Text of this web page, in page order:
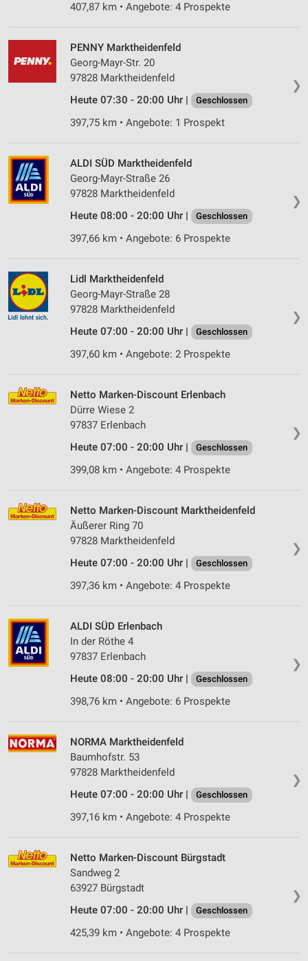
407,87 km • Angebote: 4 Prospekte
❯
PENNY Marktheidenfeld
Georg-Mayr-Str. 20
97828 Marktheidenfeld
Heute 07:30 - 20:00 Uhr |
Geschlossen
397,75 km • Angebote: 1 Prospekt
❯
ALDI SÜD Marktheidenfeld
Georg-Mayr-Straße 26
97828 Marktheidenfeld
Heute 08:00 - 20:00 Uhr |
Geschlossen
397,66 km • Angebote: 6 Prospekte
❯
Lidl Marktheidenfeld
Georg-Mayr-Straße 28
97828 Marktheidenfeld
Heute 07:00 - 20:00 Uhr |
Geschlossen
397,60 km • Angebote: 2 Prospekte
❯
Netto Marken-Discount Erlenbach
Dürre Wiese 2
97837 Erlenbach
Heute 07:00 - 20:00 Uhr |
Geschlossen
399,08 km • Angebote: 4 Prospekte
❯
Netto Marken-Discount Marktheidenfeld
Äußerer Ring 70
97828 Marktheidenfeld
Heute 07:00 - 20:00 Uhr |
Geschlossen
397,36 km • Angebote: 4 Prospekte
❯
ALDI SÜD Erlenbach
In der Röthe 4
97837 Erlenbach
Heute 08:00 - 20:00 Uhr |
Geschlossen
398,76 km • Angebote: 6 Prospekte
❯
NORMA Marktheidenfeld
Baumhofstr. 53
97828 Marktheidenfeld
Heute 07:00 - 20:00 Uhr |
Geschlossen
397,16 km • Angebote: 4 Prospekte
❯
Netto Marken-Discount Bürgstadt
Sandweg 2
63927 Bürgstadt
Heute 07:00 - 20:00 Uhr |
Geschlossen
425,39 km • Angebote: 4 Prospekte